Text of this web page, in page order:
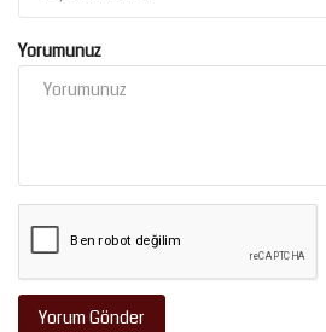
Yorumunuz
Yorum Gönder